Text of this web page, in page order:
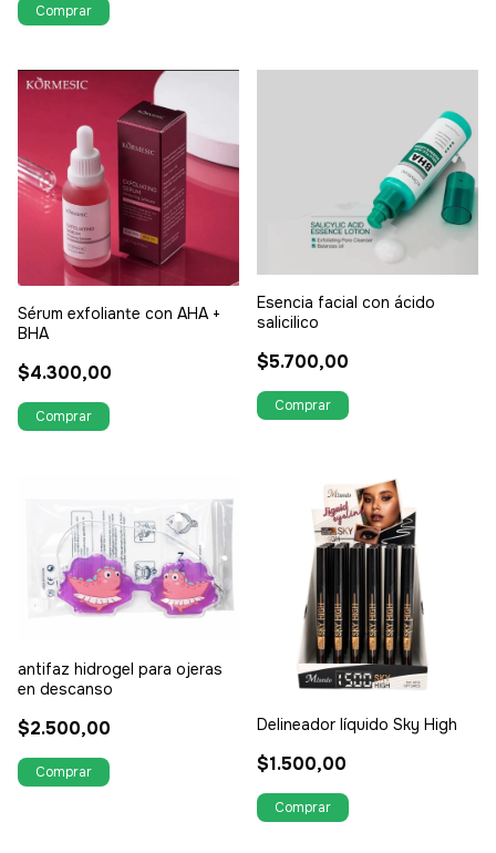
Sérum exfoliante con AHA +
BHA
$4.300,00
Esencia facial con ácido
salicilico
$5.700,00
antifaz hidrogel para ojeras
en descanso
$2.500,00 Delineador líquido Sky High
$1.500,00